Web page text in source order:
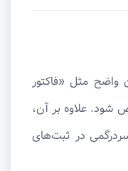
واضح مثل «فاکتور
در ثبت‌های